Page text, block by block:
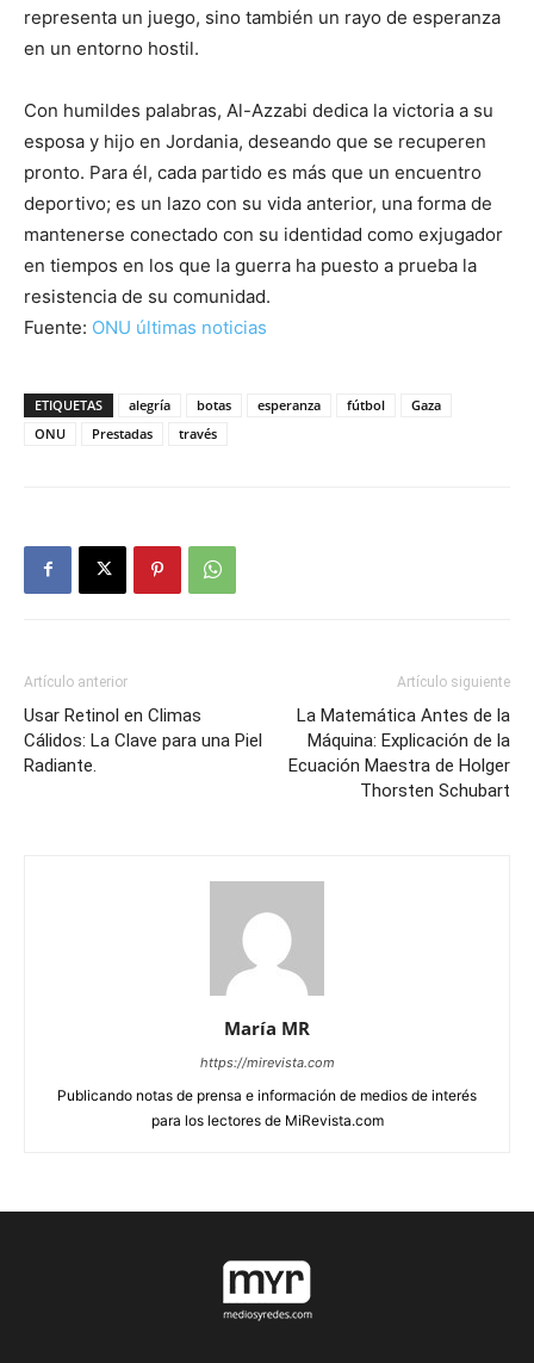
representa un juego, sino también un rayo de esperanza
en un entorno hostil.
Con humildes palabras, Al-Azzabi dedica la victoria a su
esposa y hijo en Jordania, deseando que se recuperen
pronto. Para él, cada partido es más que un encuentro
deportivo; es un lazo con su vida anterior, una forma de
mantenerse conectado con su identidad como exjugador
en tiempos en los que la guerra ha puesto a prueba la
resistencia de su comunidad.
Fuente: ONU últimas noticias
ETIQUETAS alegría botas esperanza fútbol
Gaza
ONU
Prestadas través
Artículo anterior
Usar Retinol en Climas
Cálidos: La Clave para una Piel
Radiante.
Artículo siguiente
La Matemática Antes de la
Máquina: Explicación de la
Ecuación Maestra de Holger
Thorsten Schubart
María MR
https://mirevista.com
Publicando notas de prensa e información de medios de interés
para los lectores de MiRevista.com